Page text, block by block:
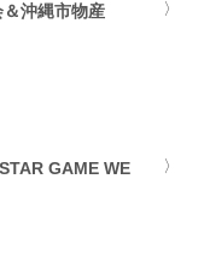
＆沖縄市物産
GAME WE